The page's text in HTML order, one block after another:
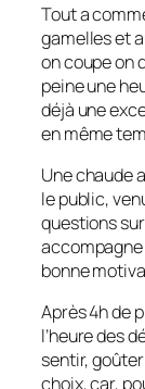
Tout a
gamelles et
on coupe on
peine une
déjà une
en même
Une chaude
le public,
questions
accompagne
bonne
Après 4h de
l’heure des
sentir,
choix, car,